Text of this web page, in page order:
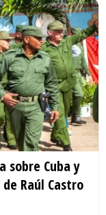
sobre Cuba y
Raúl Castro